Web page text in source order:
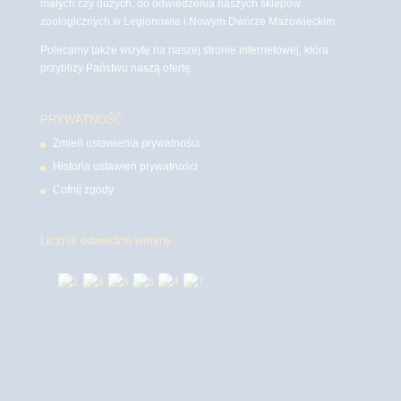
małych czy dużych, do odwiedzenia naszych sklepów
zoologicznych w Legionowie i Nowym Dworze Mazowieckim
Polecamy także wizytę na naszej stronie internetowej, która
przybliży Państwu naszą ofertę.
PRYWATNOŚĆ
Zmień ustawienia prywatności
Historia ustawień prywatności
Cofnij zgody
Licznik odwiedzin witryny